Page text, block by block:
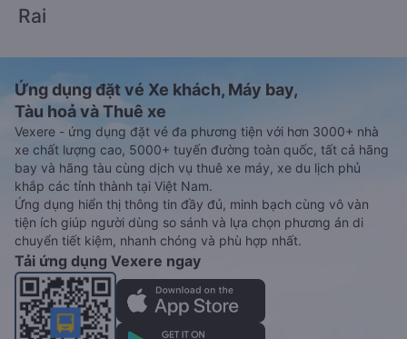
Rai
Ứng dụng đặt vé Xe khách, Máy bay,
Tàu hoả và Thuê xe
Vexere - ứng dụng đặt vé đa phương tiện với hơn 3000+ nhà
xe chất lượng cao, 5000+ tuyến đường toàn quốc, tất cả hãng
bay và hãng tàu cùng dịch vụ thuê xe máy, xe du lịch phủ
khắp các tỉnh thành tại Việt Nam.
Ứng dụng hiển thị thông tin đầy đủ, minh bạch cùng vô vàn
tiện ích giúp người dùng so sánh và lựa chọn phương án di
chuyển tiết kiệm, nhanh chóng và phù hợp nhất.
Tải ứng dụng Vexere ngay